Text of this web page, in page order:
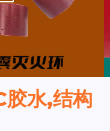
水,结构